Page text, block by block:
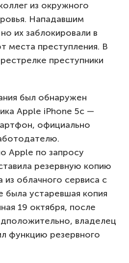
из окружного
Нападавшим
их заблокировали в
места преступления. В
преступники
был обнаружен
Apple iPhone 5c —
официально
Apple по запросу
резервную копию
облачного сервиса с
была устаревшая копия
19 октября, после
владелец
функцию резервного